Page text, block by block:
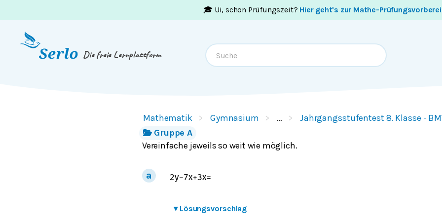
🎓 Ui, schon Prüfungszeit? Hier geht's zur Mathe-
Die freie Lernplattform
Mathematik Gymnasium …
Jahrgangsstufentest 8. Klasse -
Gruppe A
Vereinfache jeweils so weit wie möglich.
2y−7x+3x=
▾ Lösungsvorschlag